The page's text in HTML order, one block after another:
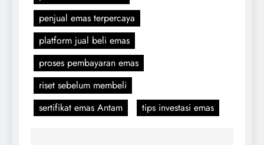
penjual emas terpercaya
platform jual beli emas
proses pembayaran emas
riset sebelum membeli
sertifikat emas Antam
tips investasi emas